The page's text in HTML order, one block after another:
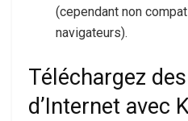
(cependant non
navigateurs).
Téléchargez
d’Internet avec